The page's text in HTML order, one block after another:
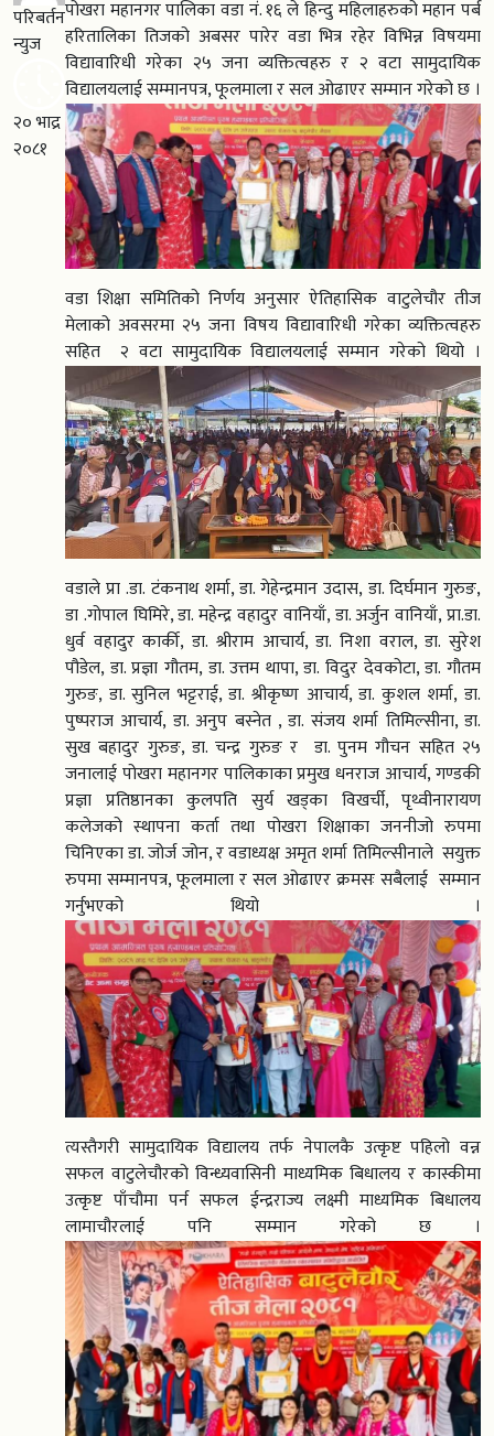
परिबर्तन
न्युज
२० भाद्र
२०८१
पोखरा महानगर पालिका वडा नं. १६ ले हिन्दु महिलाहरुको महान पर्ब
हरितालिका तिजको अबसर पारेर वडा भित्र रहेर विभिन्न विषयमा
विद्यावारिधी गरेका २५ जना व्यक्तित्वहरु र २ वटा सामुदायिक
विद्यालयलाई सम्मानपत्र, फूलमाला र सल ओढाएर सम्मान गरेको छ ।
वडा शिक्षा समितिको निर्णय अनुसार ऐतिहासिक वाटुलेचौर तीज
मेलाको अवसरमा २५ जना विषय विद्यावारिधी गरेका व्यक्तित्वहरु
सहित २ वटा सामुदायिक विद्यालयलाई सम्मान गरेको थियो ।
वडाले प्रा .डा. टंकनाथ शर्मा, डा. गेहेन्द्रमान उदास, डा. दिर्घमान गुरुङ,
डा .गोपाल घिमिरे, डा. महेन्द्र वहादुर वानियाँ, डा. अर्जुन वानियाँ, प्रा.डा.
धुर्व वहादुर कार्की, डा. श्रीराम आचार्य, डा. निशा वराल, डा. सुरेश
पौडेल, डा. प्रज्ञा गौतम, डा. उत्तम थापा, डा. विदुर देवकोटा, डा. गौतम
गुरुङ, डा. सुनिल भट्टराई, डा. श्रीकृष्ण आचार्य, डा. कुशल शर्मा, डा.
पुष्पराज आचार्य, डा. अनुप बस्नेत , डा. संजय शर्मा तिमिल्सीना, डा.
सुख बहादुर गुरुङ, डा. चन्द्र गुरुङ र डा. पुनम गौचन सहित २५
जनालाई पोखरा महानगर पालिकाका प्रमुख धनराज आचार्य, गण्डकी
प्रज्ञा प्रतिष्ठानका कुलपति सुर्य खड्का विखर्ची, पृथ्वीनारायण
कलेजको स्थापना कर्ता तथा पोखरा शिक्षाका जननीजो रुपमा
चिनिएका डा. जोर्ज जोन, र वडाध्यक्ष अमृत शर्मा तिमिल्सीनाले सयुक्त
रुपमा सम्मानपत्र, फूलमाला र सल ओढाएर क्रमसः सबैलाई सम्मान
गर्नुभएको थियो ।
त्यस्तैगरी सामुदायिक विद्यालय तर्फ नेपालकै उत्कृष्ट पहिलो वन्न
सफल वाटुलेचौरको विन्ध्यवासिनी माध्यमिक बिधालय र कास्कीमा
उत्कृष्ट पाँचौमा पर्न सफल ईन्द्रराज्य लक्ष्मी माध्यमिक बिधालय
लामाचौरलाई पनि सम्मान गरेको छ ।